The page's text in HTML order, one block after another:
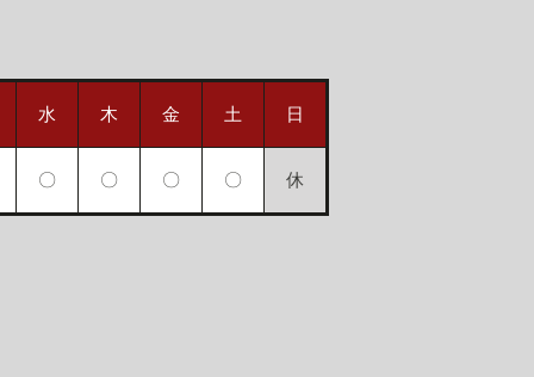
水 木 金 土 日
〇 〇 〇 〇 休